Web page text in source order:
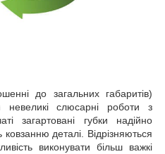
до загальних габаритів)
невеликі слюсарні роботи з
загартовані губки надійно
ковзанню деталі. Відрізняються
виконувати більш важкі